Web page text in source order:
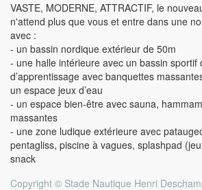
VASTE, MODERNE, ATTRACTIF, le
n'attend plus que vous et entre dans une
avec :
- un bassin nordique extérieur de 50m
- une halle intérieure avec un bassin sportif
d’apprentissage avec banquettes
un espace jeux d’eau
- un espace bien-être avec sauna,
massantes
- une zone ludique extérieure avec
pentagliss, piscine à vagues, splashpad
snack
Copyright © Stade Nautique Henri